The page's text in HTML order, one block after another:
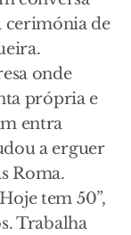
cerimónia de
onde
própria e
entra
a erguer
Roma.
tem 50”,
Trabalha